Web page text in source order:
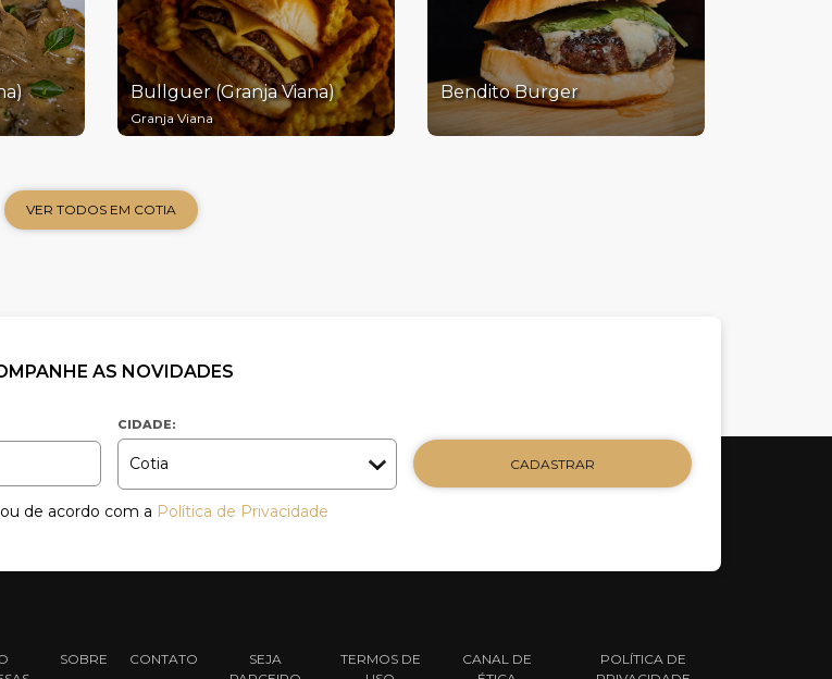
Bullguer (Granja Viana)
Granja Viana
Bendito Burger
VER TODOS EM COTIA
AS NOVIDADES
CIDADE:
CADASTRAR
de acordo com a Política de Privacidade
SOBRE CONTATO SEJA TERMOS DE CANAL DE POLÍTICA DE